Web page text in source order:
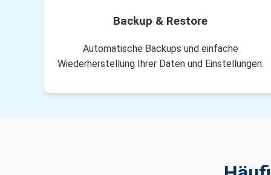
Backup & Restore
Automatische Backups und einfache
Wiederherstellung Ihrer Daten und Einstellungen.